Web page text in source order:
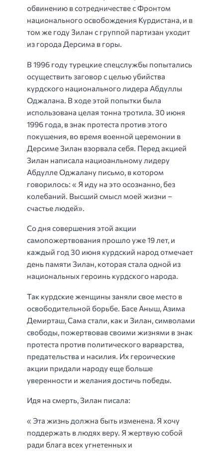
обвинению в сотредничестве с Фронтом
национального освобождения Курдистана, и в
том же году Зилан с группой партизан уходит
из города Дерсима в горы.
В 1996 году турецкие спецслужбы попытались
осуществить заговор с целью убийства
курдского национального лидера Абдуллы
Оджалана. В ходе этой попытки была
использована целая тонна тротила. 30 июня
1996 года, в знак протеста против этого
покушения, во время военной церемонии в
Дерсиме Зилан взорвала себя. Перед акцией
Зилан написала нациоанльному лидеру
Абдулле Оджалану письмо, в котором
говорилось: « Я иду на это осознанно, без
колебаний. Высший смысл моей жизни –
счастье людей».
Со дня совершения этой акции
самопожертвования прошло уже 19 лет, и
каждый год 30 июня курдский народ отмечает
день памяти Зилан, которая стала одной из
национальных героинь курдского народа.
Так курдские женщины заняли свое место в
освободительной борьбе. Басе Аныш, Азима
Демирташ, Сама стали, как и Зилан, символами
свободы, пожертвовав своими жизнями в знак
протеста против политического варварства,
предательства и насилия. Их героические
акции придали народу еще больше
уверенности и желания достичь победы.
Идя на смерть, Зилан писала:
« Эта жизнь должна быть изменена. Я хочу
поддержать в людях веру. Я жертвую собой
ради блага всех угнетенных и